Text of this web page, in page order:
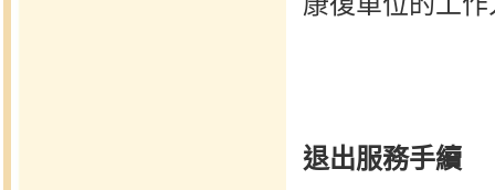
退出服務手續